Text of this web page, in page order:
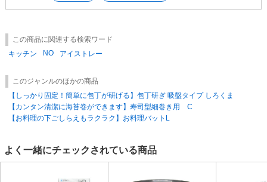
この商品に関連する検索ワード
キッチン
NO アイストレー
このジャンルのほかの商品
【しっかり固定！簡単に包丁が研げる】包丁研ぎ 吸盤タイプ しろくま
【カンタン清潔に海苔巻ができます】寿司型細巻き用 C
【お料理の下ごしらえもラクラク】お料理バットL
よく一緒にチェックされている商品